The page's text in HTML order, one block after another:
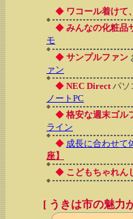
◆ ワコール着けて
◆ みんなの化粧品
モ
◆ サンプルファン
ァン
◆ NEC Directパソ
ノートPC
◆ 格安な週末ゴル
ライン
◆ 成長に合わせて
座】
◆ こどもちゃれん
[ うきは市の魅力